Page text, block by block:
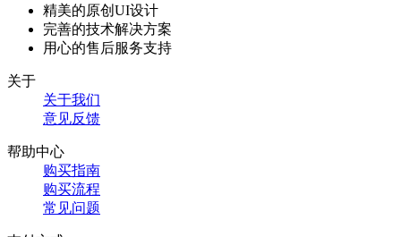
精美的原创UI设计
完善的技术解决方案
用心的售后服务支持
关于
关于我们
意见反馈
帮助中心
购买指南
购买流程
常见问题